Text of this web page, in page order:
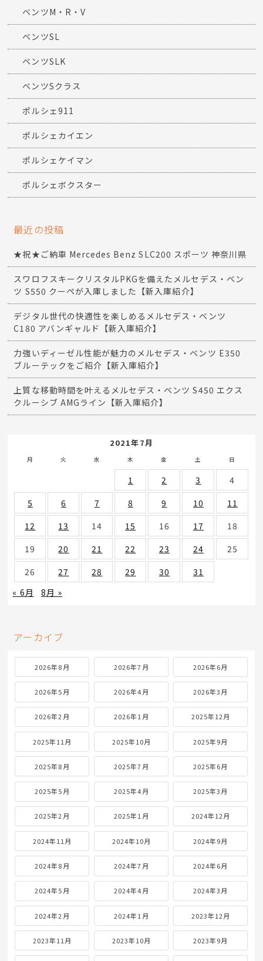
ベンツM・R・V
ベンツSL
ベンツSLK
ベンツSクラス
ポルシェ911
ポルシェカイエン
ポルシェケイマン
ポルシェボクスター
最近の投稿
★祝★ご納車 Mercedes Benz SLC200 スポーツ 神奈川県
スワロフスキークリスタルPKGを備えたメルセデス・ベン
ツ S550 クーペが入庫しました【新入庫紹介】
デジタル世代の快適性を楽しめるメルセデス・ベンツ
C180 アバンギャルド【新入庫紹介】
力強いディーゼル性能が魅力のメルセデス・ベンツ E350
ブルーテックをご紹介【新入庫紹介】
上質な移動時間を叶えるメルセデス・ベンツ S450 エクス
クルーシブ AMGライン【新入庫紹介】
2021年7月
月 火 水 木 金 土 日
1 2 3
4
5
6 7 8 9 10
11
12
13 14 15 16 17
18
19
20 21 22 23 24
25
26
27 28 29 30
31
« 6月
8月 »
アーカイブ
2026年8月 2026年7月 2026年6月
2026年5月 2026年4月 2026年3月
2026年2月 2026年1月 2025年12月
2025年11月 2025年10月 2025年9月
2025年8月 2025年7月 2025年6月
2025年5月 2025年4月 2025年3月
2025年2月 2025年1月 2024年12月
2024年11月 2024年10月 2024年9月
2024年8月 2024年7月 2024年6月
2024年5月 2024年4月 2024年3月
2024年2月 2024年1月 2023年12月
2023年11月 2023年10月 2023年9月